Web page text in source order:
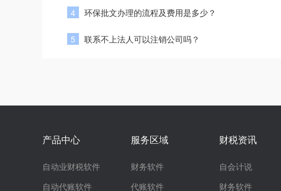
4 环保批文办理的流程及费用是多少？
5 联系不上法人可以注销公司吗？
产品中心
自动业财税软件
自动代账软件
服务区域
财务软件
代账软件
财税资讯
自会计说
财务软件